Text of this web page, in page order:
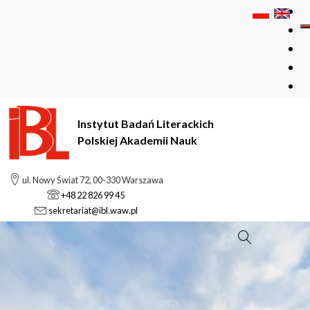
Instytut Badań Literackich
Polskiej Akademii Nauk
ul. Nowy Świat 72, 00-330 Warszawa
+48 22 826 99 45
sekretariat@ibl.waw.pl
Szukaj